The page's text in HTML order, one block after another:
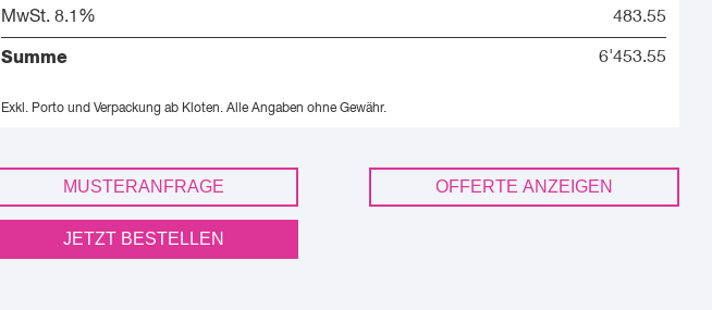
MwSt. 8.1%
483.55
Summe 6'453.55
Exkl. Porto und Verpackung ab Kloten. Alle Angaben ohne Gewähr.
MUSTERANFRAGE OFFERTE ANZEIGEN
JETZT BESTELLEN